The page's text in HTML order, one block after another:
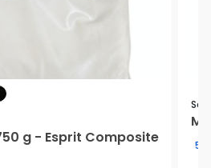
g - Esprit Composite 5/